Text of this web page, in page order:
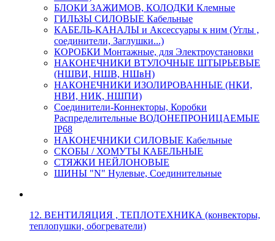
БЛОКИ ЗАЖИМОВ, КОЛОДКИ Клемные
ГИЛЬЗЫ СИЛОВЫЕ Кабельные
КАБЕЛЬ-КАНАЛЫ и Аксессуары к ним (Углы ,
соединители, Заглушки...)
КОРОБКИ Монтажные, для Электроустановки
НАКОНЕЧНИКИ ВТУЛОЧНЫЕ ШТЫРЬЕВЫЕ
(НШВИ, НШВ, НШвН)
НАКОНЕЧНИКИ ИЗОЛИРОВАННЫЕ (НКИ,
НВИ, НИК, НШПИ)
Соединители-Коннекторы, Коробки
Распределительные ВОДОНЕПРОНИЦАЕМЫЕ
IP68
НАКОНЕЧНИКИ СИЛОВЫЕ Кабельные
СКОБЫ / ХОМУТЫ КАБЕЛЬНЫЕ
СТЯЖКИ НЕЙЛОНОВЫЕ
ШИНЫ "N" Нулевые, Соединительные
12. ВЕНТИЛЯЦИЯ , ТЕПЛОТЕХНИКА (конвекторы,
теплопушки, обогреватели)